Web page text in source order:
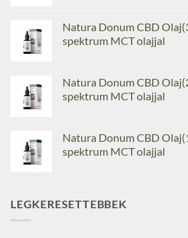
Natura Donum CBD
spektrum MCT olajjal
Natura Donum CBD
spektrum MCT olajjal
Natura Donum CBD
spektrum MCT olajjal
LEGKERESETTEBBEK